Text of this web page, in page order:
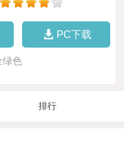
PC下载
绿色
排行